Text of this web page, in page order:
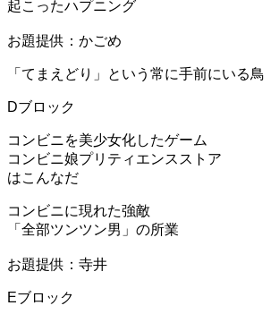
起こったハプニング
お題提供：かごめ
「てまえどり」という常に手前にいる鳥
Dブロック
コンビニを美少女化したゲーム
コンビニ娘プリティエンスストア
はこんなだ
コンビニに現れた強敵
「全部ツンツン男」の所業
お題提供：寺井
Eブロック